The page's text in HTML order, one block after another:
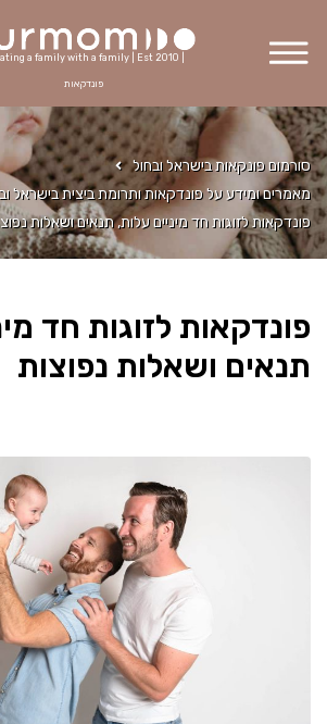
a family with a family | Est 2010 |
פונדקאות
סורמום פונקאות בישראל ובחול
מאמרים ומידע על פונדקאות ותרומת ביצית בישראל
פונדקאות לזוגות חד מיניים עלות, תנאים ושאלות
פונדקאות לזוגות חד
תנאים ושאלות נפוצות